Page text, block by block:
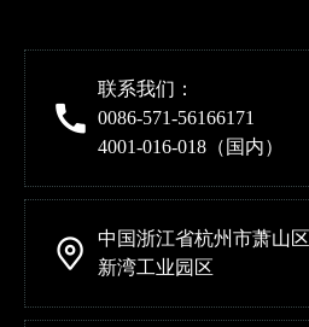
联系我们：
0086-571-56166171
4001-016-018（国内）
中国浙江省杭州市萧山区
新湾工业园区